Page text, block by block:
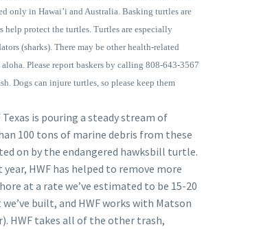
only in Hawai’i and Australia. Basking turtles are
help protect the turtles. Turtles are especially
(sharks). There may be other health-related
Please report baskers by calling 808-643-3567
Dogs can injure turtles, so please keep them
is pouring a steady stream of
100 tons of marine debris from these
on by the endangered hawksbill turtle.
HWF has helped to remove more
at a rate we’ve estimated to be 15-20
built, and HWF works with Matson
HWF takes all of the other trash,